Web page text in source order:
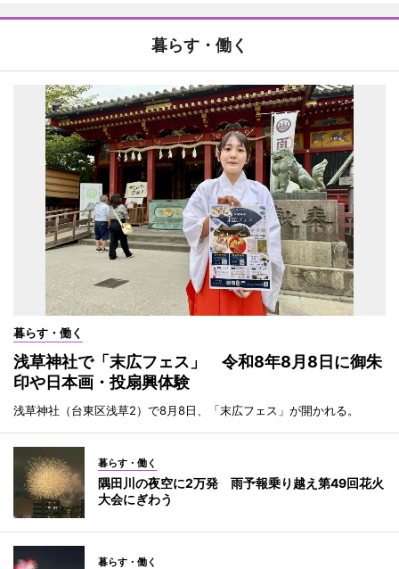
暮らす・働く
暮らす・働く
浅草神社で「末広フェス」 令和8年8月8日に御朱
印や日本画・投扇興体験
浅草神社（台東区浅草2）で8月8日、「末広フェス」が開かれる。
暮らす・働く
隅田川の夜空に2万発 雨予報乗り越え第49回花火
大会にぎわう
暮らす・働く